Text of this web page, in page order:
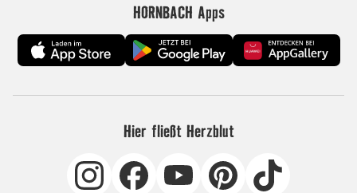
HORNBACH Apps
Hier fließt Herzblut